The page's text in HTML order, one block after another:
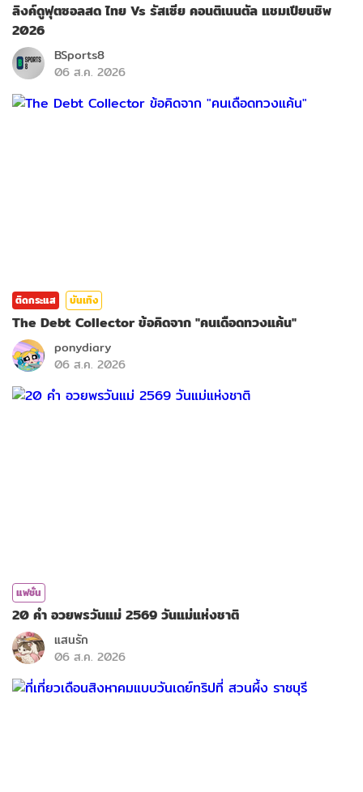
ลิงค์ดูฟุตซอลสด ไทย Vs รัสเซีย คอนติเนนตัล แชมเปียนชิพ
2026
BSports8
06 ส.ค. 2026
ติดกระแส บันเทิง
The Debt Collector ข้อคิดจาก "คนเดือดทวงแค้น"
ponydiary
06 ส.ค. 2026
แฟชั่น
20 คำ อวยพรวันแม่ 2569 วันแม่แห่งชาติ
แสนรัก
06 ส.ค. 2026